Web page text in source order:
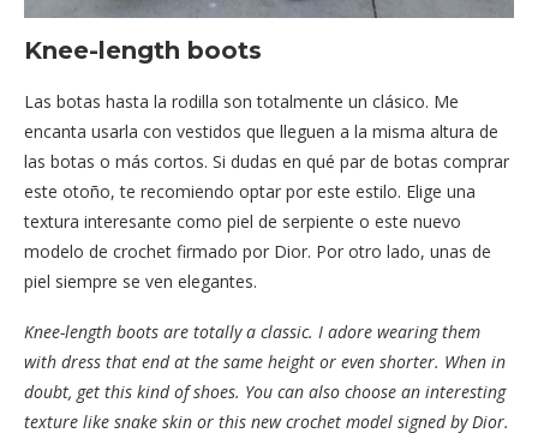
Knee-length boots
Las botas hasta la rodilla son totalmente un clásico. Me
encanta usarla con vestidos que lleguen a la misma altura de
las botas o más cortos. Si dudas en qué par de botas comprar
este otoño, te recomiendo optar por este estilo. Elige una
textura interesante como piel de serpiente o este nuevo
modelo de crochet firmado por Dior. Por otro lado, unas de
piel siempre se ven elegantes.
Knee-length boots are totally a classic. I adore wearing them
with dress that end at the same height or even shorter. When in
doubt, get this kind of shoes. You can also choose an interesting
texture like snake skin or this new crochet model signed by Dior.